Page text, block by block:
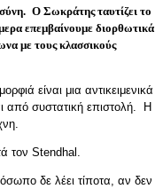
Ο Σωκράτης ταυτίζει το
επεμβαίνουμε διορθωτικά
με τους κλασσικούς
είναι μια αντικειμενικά
από συστατική επιστολή. Η
τον Stendhal.
δε λέει τίποτα, αν δεν